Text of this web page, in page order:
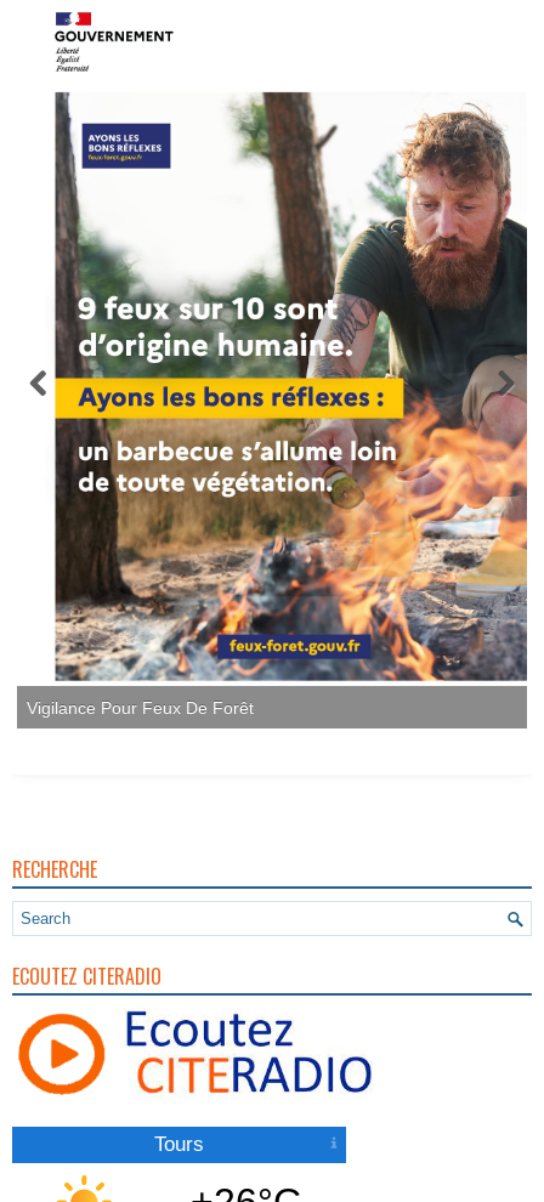
Vigilance Pour Feux De Forêt
RECHERCHE
ECOUTEZ CITERADIO
Tours